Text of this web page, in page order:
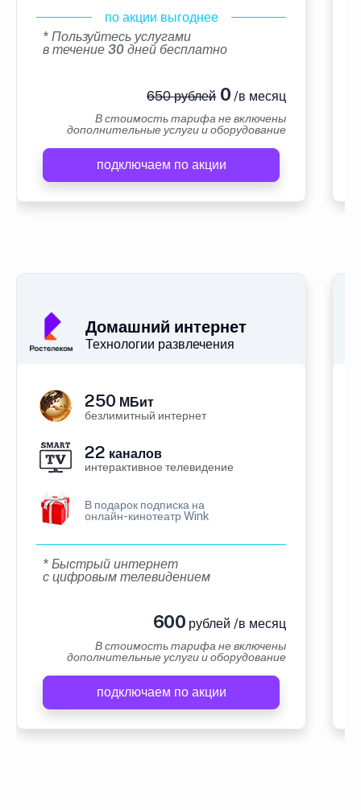
по акции выгоднее
* Пользуйтесь услугами
в течение 30 дней бесплатно
650 рублей0 /в месяц
В стоимость тарифа не включены
дополнительные услуги и оборудование
подключаем по акции
Домашний интернет
Технологии развлечения
250 МБит
безлимитный интернет
22 каналов
интерактивное телевидение
В подарок подписка на
онлайн-кинотеатр Wink
* Быстрый интернет
с цифровым телевидением
600 рублей /в месяц
В стоимость тарифа не включены
дополнительные услуги и оборудование
подключаем по акции